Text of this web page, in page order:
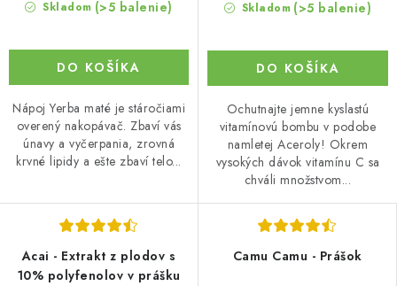
Skladom (>5 balenie)
DO KOŠÍKA
Nápoj Yerba maté je stáročiami
overený nakopávač. Zbaví vás
únavy a vyčerpania, zrovná
krvné lipidy a ešte zbaví telo...
Skladom (>5 balenie)
DO KOŠÍKA
Ochutnajte jemne kyslastú
vitamínovú bombu v podobe
namletej Aceroly! Okrem
vysokých dávok vitamínu C sa
chváli množstvom...
Acai - Extrakt z plodov s
10% polyfenolov v prášku
Camu Camu - Prášok